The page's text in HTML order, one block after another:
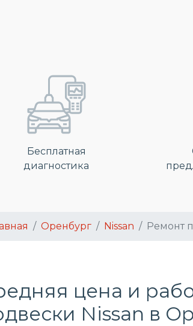
Бесплатная
диагностика
Оренбург Nissan Ремонт
цена и
Nissan в